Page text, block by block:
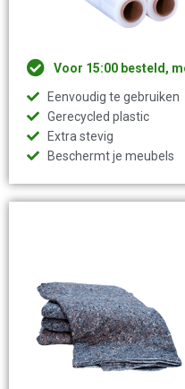
Voor 15:00 besteld,
Eenvoudig te gebruiken
Gerecycled plastic
Extra stevig
Beschermt je meubels